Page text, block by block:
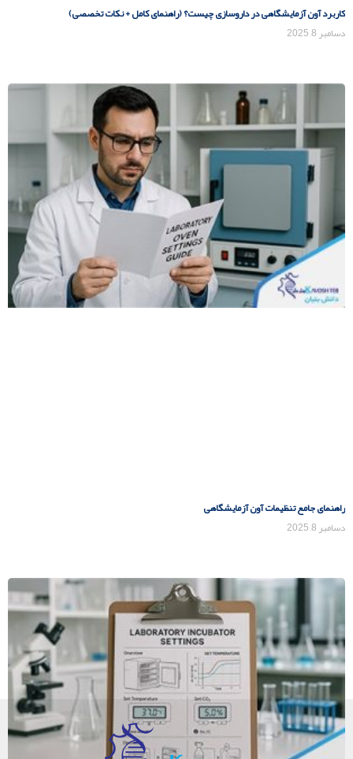
کاربرد آون آزمایشگاهی در داروسازی چیست؟ (راهنمای کامل + نکات تخصصی)
دسامبر 8, 2025
راهنمای جامع تنظیمات آون آزمایشگاهی
دسامبر 8, 2025